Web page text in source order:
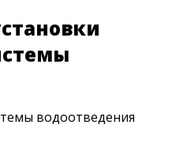
водоотведения